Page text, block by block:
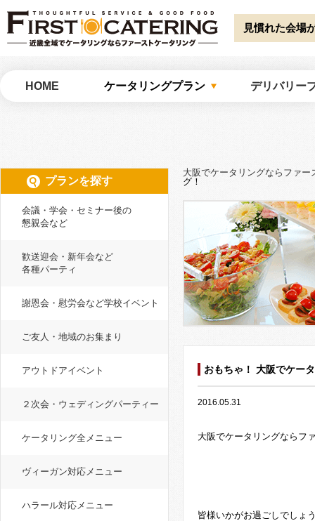
Warning : Undefined array key "HTTP_ACCEPT_LANGUAGE" in/home/
catering/common/meta.php on line51 見慣れた会場
HOME ケータリングプラン デリバリー
大阪でケータリングならファー
グ！
おもちゃ！ 大阪でケー
2016.05.31
大阪でケータリングならフ
皆様いかがお過ごしでしょ
プランを探す
会議・学会・セミナー後の
懇親会など
歓送迎会・新年会など
各種パーティ
謝恩会・慰労会など学校イベント
ご友人・地域のお集まり
アウトドアイベント
２次会・ウェディングパーティー
ケータリング全メニュー
ヴィーガン対応メニュー
ハラール対応メニュー